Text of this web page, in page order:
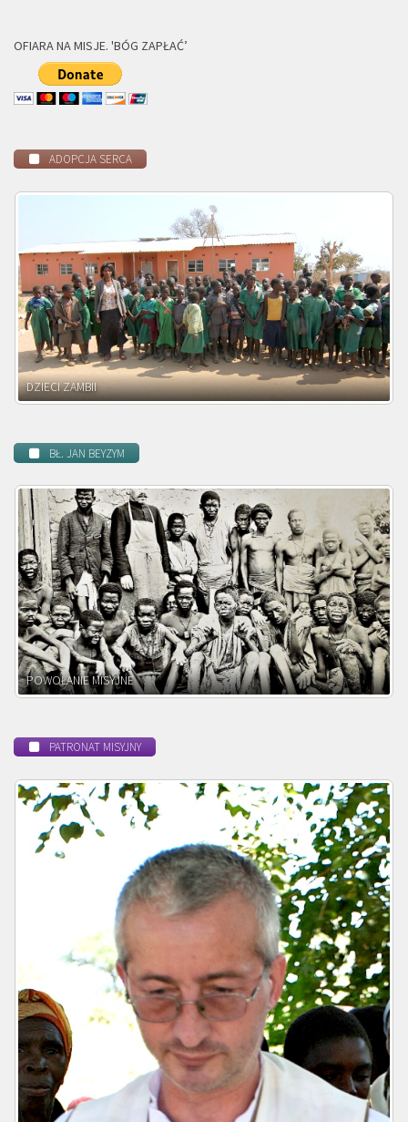
OFIARA NA MISJE. 'BÓG ZAPŁAĆ’
ADOPCJA SERCA
DZIECI MADAGASKARU
BŁ. JAN BEYZYM
BEATYFIKACJA
PATRONAT MISYJNY